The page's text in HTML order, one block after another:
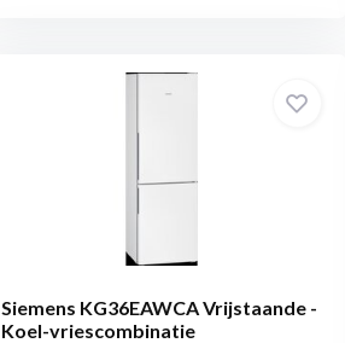
Siemens KG36EAWCA Vrijstaande -
Koel-vriescombinatie